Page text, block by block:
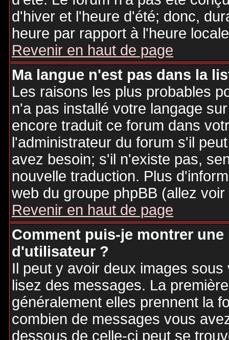
d'hiver et l'heure d'été; donc,
heure par rapport à l'heure
Revenir en haut de page
Ma langue n'est pas dans la
Les raisons les plus probables
n'a pas installé votre langage
encore traduit ce forum dans
l'administrateur du forum s'il
avez besoin; s'il n'existe pas,
nouvelle traduction. Plus
web du groupe phpBB (allez
Revenir en haut de page
Comment puis-je montrer
d'utilisateur ?
Il peut y avoir deux images
lisez des messages. La
généralement elles prennent la
combien de messages vous
dessous de celle-ci peut se